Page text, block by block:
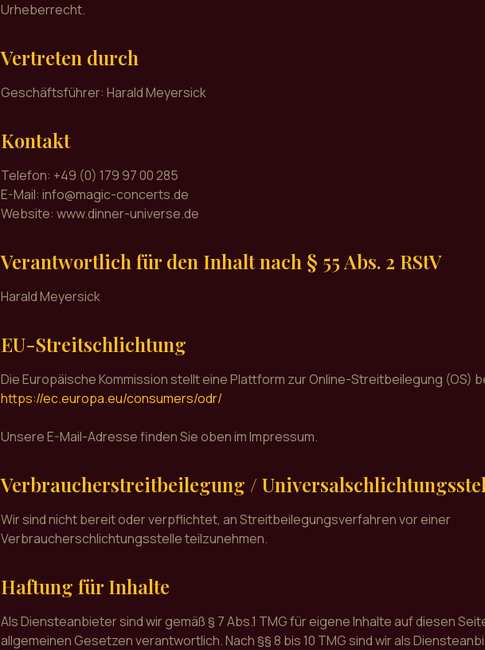
Urheberrecht.
Vertreten durch
Geschäftsführer: Harald Meyersick
Kontakt
Telefon: +49 (0) 179 97 00 285
E-Mail: info@magic-concerts.de
Website: www.dinner-universe.de
Verantwortlich für den Inhalt nach § 55 Abs. 2 RStV
Harald Meyersick
EU-Streitschlichtung
Die Europäische Kommission stellt eine Plattform zur Online-Streitbeilegung (OS)
https://ec.europa.eu/consumers/odr/
Unsere E-Mail-Adresse finden Sie oben im Impressum.
Verbraucherstreitbeilegung /
Wir sind nicht bereit oder verpflichtet, an Streitbeilegungsverfahren vor einer
Verbraucherschlichtungsstelle teilzunehmen.
Haftung für Inhalte
Als Diensteanbieter sind wir gemäß § 7 Abs.1 TMG für eigene Inhalte auf diesen
allgemeinen Gesetzen verantwortlich. Nach §§ 8 bis 10 TMG sind wir als